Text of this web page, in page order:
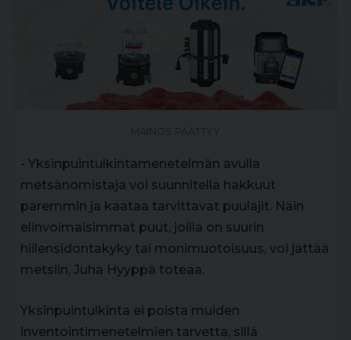
- Yksinpuintulkintamenetelmän avulla
metsänomistaja voi suunnitella hakkuut
paremmin ja kaataa tarvittavat puulajit. Näin
elinvoimaisimmat puut, joilla on suurin
hiilensidontakyky tai monimuotoisuus, voi jättää
metsiin, Juha Hyyppä toteaa.
Yksinpuintulkinta ei poista muiden
inventointimenetelmien tarvetta, sillä